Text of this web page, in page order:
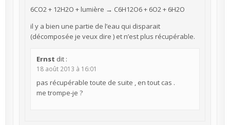
6CO2 + 12H2O + lumière → C6H12O6 + 6O2 + 6H2O
il y a bien une partie de l’eau qui disparait
(décomposée je veux dire ) et n’est plus récupérable.
Ernst dit :
18 août 2013 à 16:01
pas récupérable toute de suite , en tout cas .
me trompe-je ?